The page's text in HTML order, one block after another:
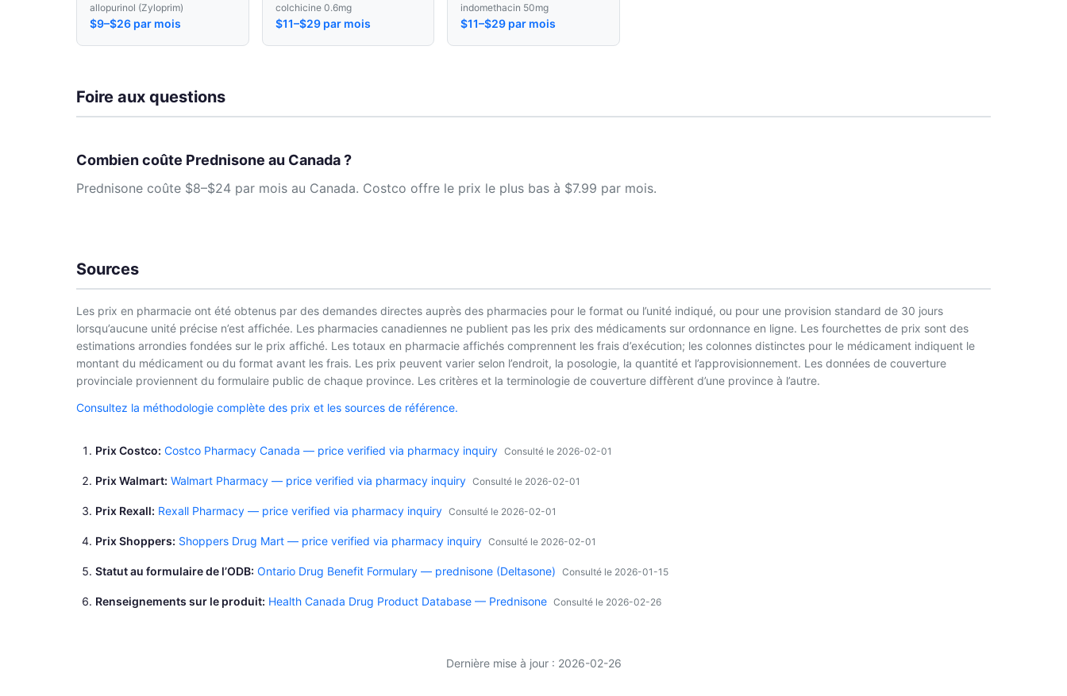
allopurinol (Zyloprim)
$9–$26 par mois
colchicine 0.6mg
$11–$29 par mois
indomethacin 50mg
$11–$29 par mois
Foire aux questions
Combien coûte Prednisone au Canada ?
Prednisone coûte $8–$24 par mois au Canada. Costco offre le prix le plus bas à $7.99 par mois.
Sources
Les prix en pharmacie ont été obtenus par des demandes directes auprès des pharmacies pour le format ou l’unité indiqué, ou pour une provision standard de 30 jours
lorsqu’aucune unité précise n’est affichée. Les pharmacies canadiennes ne publient pas les prix des médicaments sur ordonnance en ligne. Les fourchettes de prix sont des
estimations arrondies fondées sur le prix affiché. Les totaux en pharmacie affichés comprennent les frais d’exécution; les colonnes distinctes pour le médicament indiquent le
montant du médicament ou du format avant les frais. Les prix peuvent varier selon l’endroit, la posologie, la quantité et l’approvisionnement. Les données de couverture
provinciale proviennent du formulaire public de chaque province. Les critères et la terminologie de couverture diffèrent d’une province à l’autre.
Consultez la méthodologie complète des prix et les sources de référence.
Prix Costco Costco Pharmacy Canada — price verified via pharmacy inquiry Consulté le 2026-02-01
Prix Walmart Walmart Pharmacy — price verified via pharmacy inquiry Consulté le 2026-02-01
Prix Rexall Rexall Pharmacy — price verified via pharmacy inquiry Consulté le 2026-02-01
Prix Shoppers Shoppers Drug Mart — price verified via pharmacy inquiry Consulté le 2026-02-01
Statut au formulaire de l’ODB Ontario Drug Benefit Formulary — prednisone (Deltasone) Consulté le 2026-01-15
Renseignements sur le produit Health Canada Drug Product Database — Prednisone Consulté le 2026-02-26
Dernière mise à jour : 2026-02-26